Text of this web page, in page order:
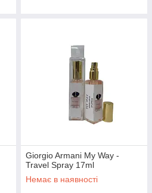
Giorgio Armani My Way -
Travel Spray 17ml
Немає в наявності